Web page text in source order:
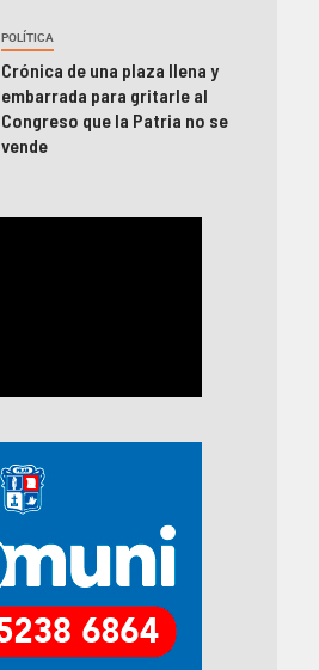
POLÍTICA
Crónica de una plaza llena y
embarrada para gritarle al
Congreso que la Patria no se
vende